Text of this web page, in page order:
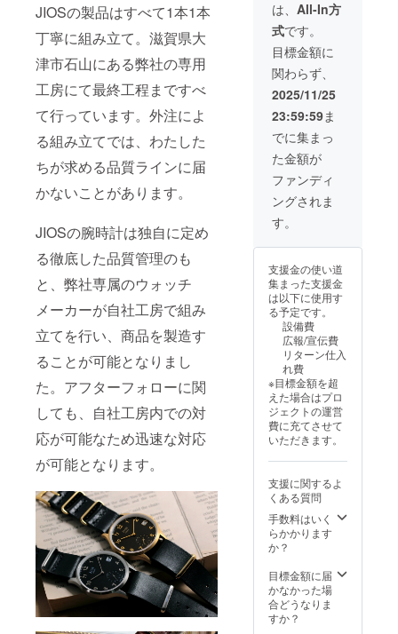
JIOSの製品はすべて1本1本
丁寧に組み立て。滋賀県大
津市石山にある弊社の専用
工房にて最終工程まですべ
て行っています。外注によ
る組み立てでは、わたした
ちが求める品質ラインに届
かないことがあります。
JIOSの腕時計は独自に定め
る徹底した品質管理のも
と、弊社専属のウォッチ
メーカーが自社工房で組み
立てを行い、商品を製造す
ることが可能となりまし
た。アフターフォローに関
しても、自社工房内での対
応が可能なため迅速な対応
が可能となります。
率は一
般販売
予定価
格に送
料を含
む合計
金額に
対する
もので
す。
い） イ
ンボイ
ス（適
格請求
書）：
対応可
※ 割引
率は一
予定価
格に送
む合計
金額に
りま
す。 ※
使用
感・イ
メージ
違い等
による
返品・
返金は
お受け
いたし
かねま
す。 適
格請求
書発行
り （適
格請求
書発行
事業者
登録番
号の記
載のあ
ボイス
が必要
な場合
は、
メッ
行者に
直接お
くださ
い） イ
格請求
書）：
対応可
率は一
般販売
予定価
格に送
料を含
む合計
金額に
対する
もので
す。 ※
ご注文
状況、
製造工
程上の
都合等
期が遅
れる場
合があ
りま
す。 ※
使用
感・イ
メージ
による
返品・
返金は
お受け
いたし
す。 適
格請求
書発行
事業者
登録番
号：あ
書発行
事業者
登録番
予定販
19,800
円（税
込・送
料込）
→
16,830
円（税
込・送
料込）
＜一般
予定販
売価
格
込・送
料込)＞
※ 割引
率は一
般販売
予定価
格に送
料を含
む合計
金額に
対する
もので
す。 ※
ご注文
状況、
製造工
程上の
都合等
により
出荷時
期が遅
りま
す。 ※
使用
品には
袋は付
属致し
ません
のでご
了承く
ませ。
◆2025
末頃の
お届け
す◆ 先
割
15％OF
F 一般
予定販
売価格
19,800
円（税
込・送
料込）
→
16,830
円（税
込・送
料込）
＜一般
予定販
売価
格
19,800
円(税
込・送
率は一
般販売
予定価
クス、
保証書
※弊社送
料負担
軽減の
ためク
リック
でのポ
スト投
函によ
るお届
けとな
りま
す。 そ
回のリ
ターン
品には
手提げ
袋は付
属致し
ません
のでご
了承く
ださい
ませ。
◆2025
年11月
末頃の
お届け
予定で
行予約
限定早
割
15％OF
売価格
19,800
円（税
ツ ス
モール
セコン
ド 栃木
レザー
バンド
カ
ラー：
グリー
ン×ゴー
ルド
栃木レ
ザー 本
革ベル
ト（ブ
本 付属
用ボッ
クス、
保証書
※弊社送
料負担
軽減の
ためク
ポスト
でのポ
スト投
函によ
るお届
けとな
す。 そ
のた
め、今
回のリ
ターン
手提げ
袋は付
属致し
ません
は、 All-In方
式です。
目標金額に
関わらず、
2025/11/25
23:59:59ま
でに集まっ
た金額が
ファンディ
ングされま
す。
支援金の使い道
集まった支援金
は以下に使用す
る予定です。
設備費
広報/宣伝費
リターン仕入
れ費
※目標金額を超
えた場合はプロ
ジェクトの運営
費に充てさせて
いただきます。
支援に関するよ
くある質問
手数料はいく
らかかります
か？
目標金額に届
かなかった場
合どうなりま
すか？